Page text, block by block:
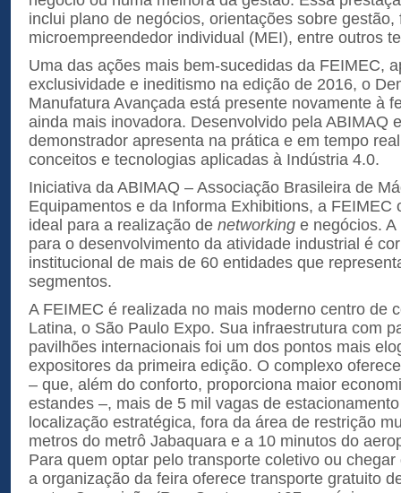
inclui plano de negócios, orientações sobre gestão,
microempreendedor individual (MEI), entre outros
Uma das ações mais bem-sucedidas da FEIMEC,
exclusividade e ineditismo na edição de 2016, o
Manufatura Avançada está presente novamente à
ainda mais inovadora. Desenvolvido pela ABIMAQ
demonstrador apresenta na prática e em tempo
conceitos e tecnologias aplicadas à Indústria 4.0.
Iniciativa da ABIMAQ – Associação Brasileira de
Equipamentos e da Informa Exhibitions, a FEIMEC
ideal para a realização de networking e negócios.
para o desenvolvimento da atividade industrial é
institucional de mais de 60 entidades que
segmentos.
A FEIMEC é realizada no mais moderno centro de
Latina, o São Paulo Expo. Sua infraestrutura com
pavilhões internacionais foi um dos pontos mais
expositores da primeira edição. O complexo
– que, além do conforto, proporciona maior
estandes –, mais de 5 mil vagas de
localização estratégica, fora da área de restrição
metros do metrô Jabaquara e a 10 minutos do
Para quem optar pelo transporte coletivo ou
a organização da feira oferece transporte gratuito